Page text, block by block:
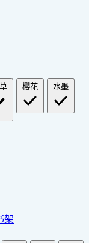
樱花 水墨
架